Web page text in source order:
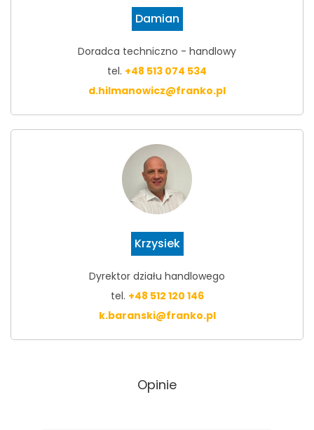
Damian
Doradca techniczno - handlowy
tel. +48 513 074 534
d.hilmanowicz@franko.pl
Krzysiek
Dyrektor działu handlowego
tel. +48 512 120 146
k.baranski@franko.pl
Opinie